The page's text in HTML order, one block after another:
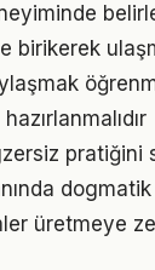
pratiğini
dogmatik
üretmeye